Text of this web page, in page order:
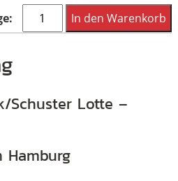
Funk
Brille,
-
Menge
In den Warenkorb
Schuster Lotte –
Hamburg